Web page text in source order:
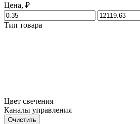
Цена, ₽
Тип товара
Цвет свечения
Каналы управления
Очистить